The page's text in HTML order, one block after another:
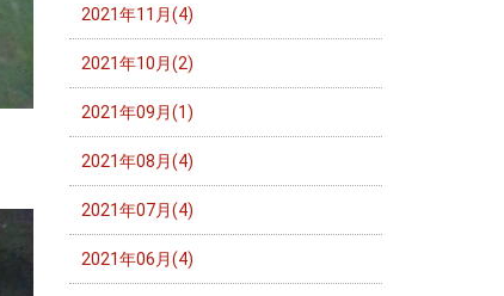
2021年11月(4)
2021年10月(2)
2021年09月(1)
2021年08月(4)
2021年07月(4)
2021年06月(4)